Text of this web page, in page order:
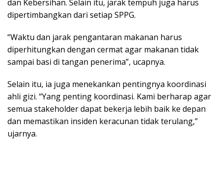
dan Kebersihan. Selain itu, jarak tempuh juga harus
dipertimbangkan dari setiap SPPG.
“Waktu dan jarak pengantaran makanan harus
diperhitungkan dengan cermat agar makanan tidak
sampai basi di tangan penerima”, ucapnya.
Selain itu, ia juga menekankan pentingnya koordinasi
ahli gizi. “Yang penting koordinasi. Kami berharap agar
semua stakeholder dapat bekerja lebih baik ke depan
dan memastikan insiden keracunan tidak terulang,”
ujarnya.